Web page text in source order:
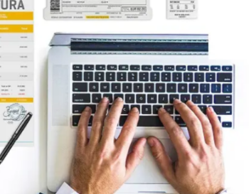
que siempre se deben